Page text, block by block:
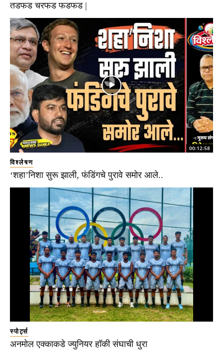
तडफड चरफड फडफड |
00:12:58
विश्लेषण
‘शहा’निशा सुरू झाली, फंडिंगचे पुरावे समोर आले..
स्पोर्ट्स
अनमोल एक्काकडे ज्युनियर हॉकी संघाची धुरा